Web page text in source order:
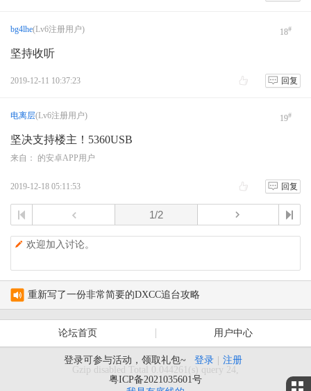
bg4lhe(Lv6注册用户) 18#
坚持收听
2019-12-11 10:37:23 回复
电离层(Lv6注册用户) 19#
坚决支持楼主！5360USB
来自： 的安卓APP用户
2019-12-18 05:11:53 回复
欢迎加入讨论。
重新写了一份非常简要的DXCC追台攻略
pepple-HF 项目
宝锋UV36接收短波SSB如何？
论坛首页 用户中心
登录可参与活动，领取礼包~ 登录
注册
Gzip disabled Total 0.044261(s) query 24,
粤ICP备2021035601号